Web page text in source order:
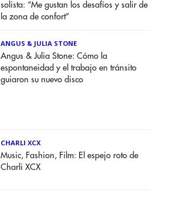
solista: “Me gustan los desafíos y salir de
la zona de confort”
ANGUS & JULIA STONE
Angus & Julia Stone: Cómo la
espontaneidad y el trabajo en tránsito
guiaron su nuevo disco
CHARLI XCX
Music, Fashion, Film: El espejo roto de
Charli XCX